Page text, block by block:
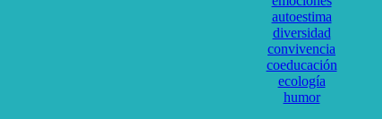
autoestima
diversidad
convivencia
coeducación
ecología
humor